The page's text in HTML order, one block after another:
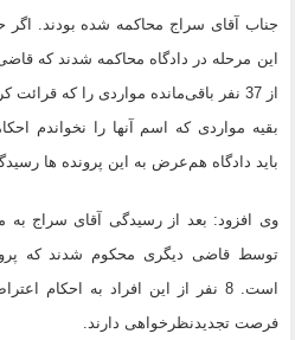
از 37 نفر باقی‌مانده مواردی را که
بقیه مواردی که اسم آنها را نخواندم
باید دادگاه هم‌عرض به این پرونده ها
توسط قاضی دیگری محکوم شدند که
فرصت تجدیدنظرخواهی دارند.